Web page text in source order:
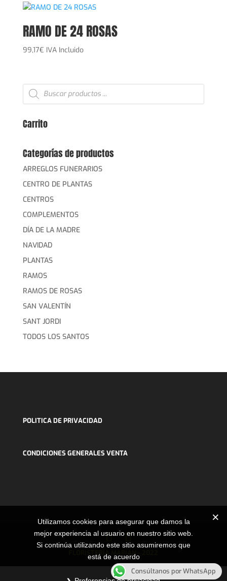
RAMO DE 24 ROSAS
99,17€ IVA Incluido
Búsqueda
de
productos
Carrito
Categorías de productos
ARREGLOS FUNERARIOS
CENTRO DE PLANTAS
CENTROS
COMPLEMENTOS
DÍA DE LA MADRE
NAVIDAD
PLANTAS
RAMOS
RAMOS DE ROSAS
SAN VALENTÍN
SANT JORDI
TODOS LOS SANTOS
POLITICA DE PRIVACIDAD
CONDICIONES GENERALES VENTA
FLORISTERÍA MARIAN - 2022
Utilizamos cookies para asegurar que damos la
mejor experiencia al usuario en nuestro sitio web.
Si continúa utilizando este sitio asumiremos que
está de acuerdo
Consúltanos por WhatsApp